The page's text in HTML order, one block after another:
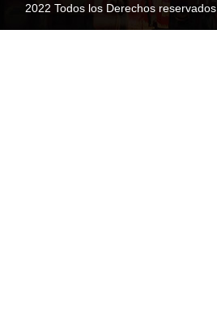
2022 Todos los Derechos reservados.